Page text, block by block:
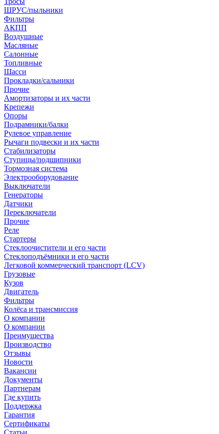
ШРУС/пыльники
Фильтры
АКПП
Воздушные
Масляные
Салонные
Топливные
Шасси
Прокладки/сальники
Прочие
Амортизаторы и их части
Крепежи
Опоры
Подрамники/балки
Рулевое управление
Рычаги подвески и их части
Стабилизаторы
Ступицы/подшипники
Тормозная система
Электрооборудование
Выключатели
Генераторы
Датчики
Переключатели
Прочие
Реле
Стартеры
Стеклоочистители и его части
Стеклоподъёмники и его части
Легковой коммерческий транспорт (LCV)
Грузовые
Кузов
Двигатель
Фильтры
Колёса и трансмиссия
О компании
О компании
Преимущества
Производство
Отзывы
Новости
Вакансии
Документы
Партнерам
Где купить
Поддержка
Гарантия
Сертификаты
Статьи